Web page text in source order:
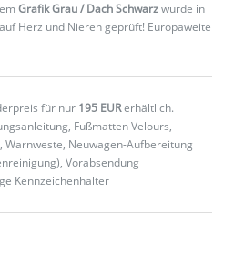
Grafik Grau / Dach Schwarzwurde in
Herz und Nieren geprüft! Europaweite
für nur 195 EURerhältlich.
Fußmatten Velours,
Warnweste, Neuwagen-Aufbereitung
Vorabsendung
Kennzeichenhalter